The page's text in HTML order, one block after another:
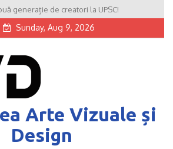
generație de creatori la UPSC!
Sunday, Aug 9, 2026
Arte Vizuale și
Design